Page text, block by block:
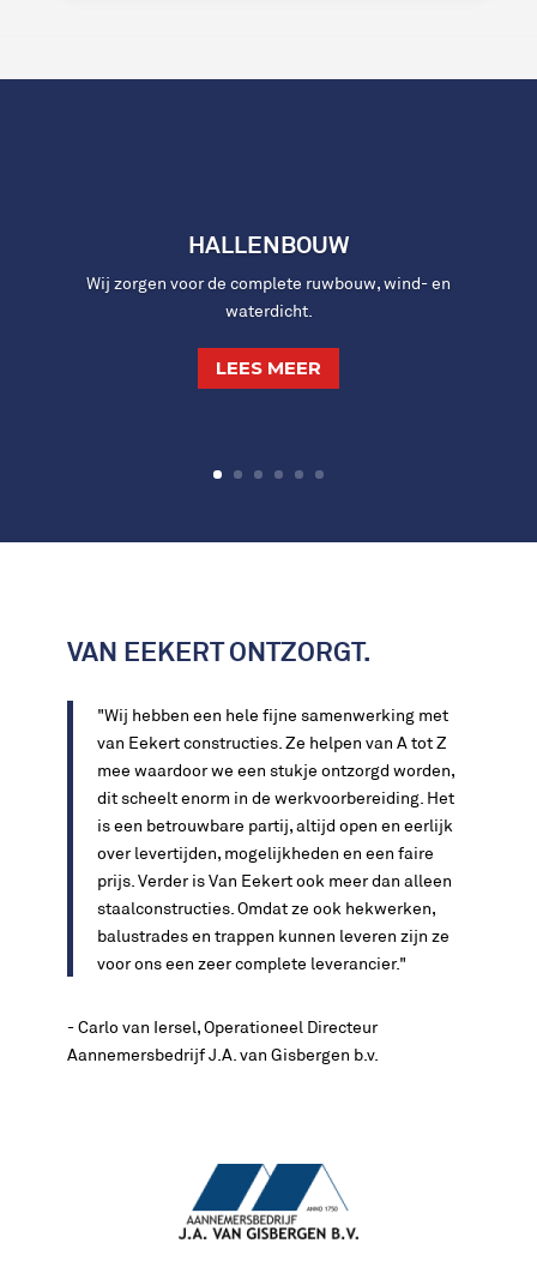
HALLENBOUW
Wij zorgen voor de complete ruwbouw, wind- en
waterdicht.
LEES MEER
VAN EEKERT ONTZORGT.
"Wij hebben een hele fijne samenwerking met
van Eekert constructies. Ze helpen van A tot Z
mee waardoor we een stukje ontzorgd worden,
dit scheelt enorm in de werkvoorbereiding. Het
is een betrouwbare partij, altijd open en eerlijk
over levertijden, mogelijkheden en een faire
prijs. Verder is Van Eekert ook meer dan alleen
staalconstructies. Omdat ze ook hekwerken,
balustrades en trappen kunnen leveren zijn ze
voor ons een zeer complete leverancier."
- Carlo van Iersel, Operationeel Directeur
Aannemersbedrijf J.A. van Gisbergen b.v.